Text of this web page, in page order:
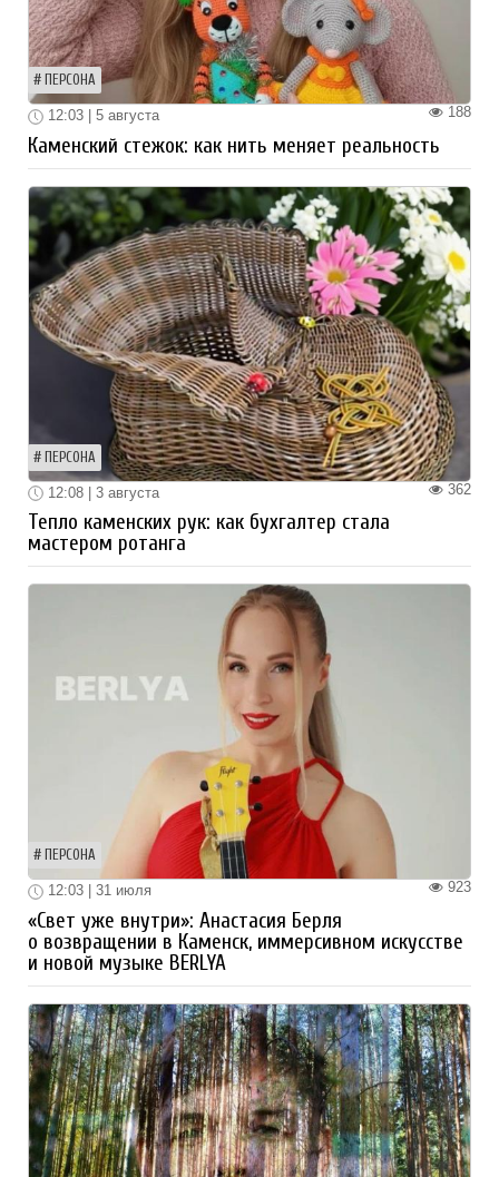
ПЕРСОНА
188
12:03 | 5 августа
Каменский стежок: как нить меняет реальность
ПЕРСОНА
362
12:08 | 3 августа
Тепло каменских рук: как бухгалтер стала
мастером ротанга
ПЕРСОНА
923
12:03 | 31 июля
«Свет уже внутри»: Анастасия Берля
о возвращении в Каменск, иммерсивном искусстве
и новой музыке BERLYA